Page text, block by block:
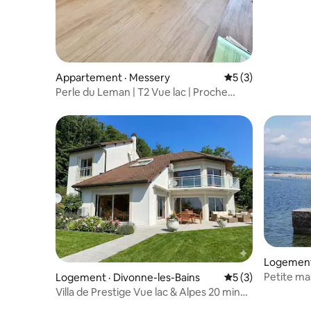
Appartement · Messery Note moyenne de
5 (3)
Perle du Leman | T2 Vue lac | Proche
Logement · Divonne-les-Bains Note moyenne de
5 (3)
Villa de Prestige Vue lac & Alpes 20 min
Petite